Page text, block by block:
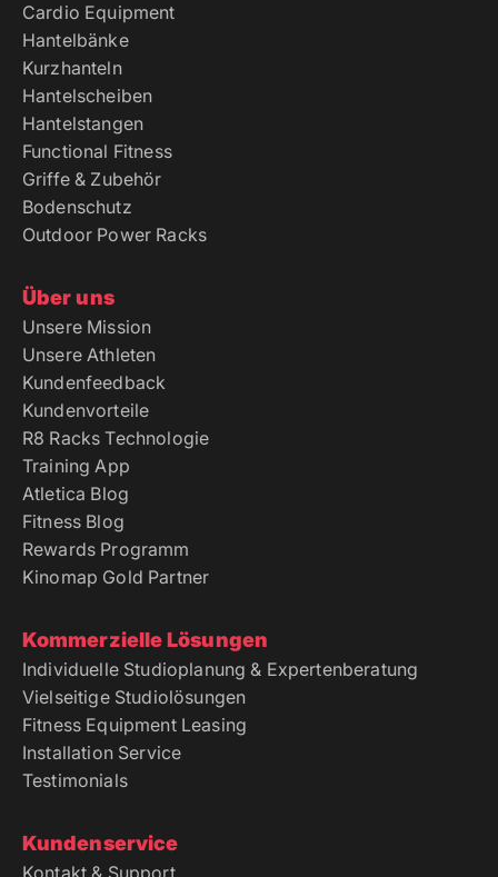
Cardio Equipment
Hantelbänke
Kurzhanteln
Hantelscheiben
Hantelstangen
Functional Fitness
Griffe & Zubehör
Bodenschutz
Outdoor Power Racks
Über uns
Unsere Mission
Unsere Athleten
Kundenfeedback
Kundenvorteile
R8 Racks Technologie
Training App
Atletica Blog
Fitness Blog
Rewards Programm
Kinomap Gold Partner
Kommerzielle Lösungen
Individuelle Studioplanung & Expertenberatung
Vielseitige Studiolösungen
Fitness Equipment Leasing
Installation Service
Testimonials
Kundenservice